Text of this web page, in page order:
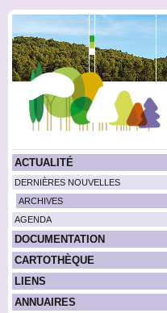
ACTUALITÉ
DERNIÈRES NOUVELLES
ARCHIVES
AGENDA
DOCUMENTATION
CARTOTHÈQUE
LIENS
ANNUAIRES